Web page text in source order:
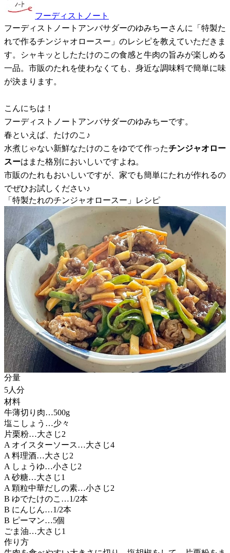
フーディストノート
フーディストノートアンバサダーのゆみちーさんに「特製た
れで作るチンジャオロースー」のレシピを教えていただきま
す。シャキッとしたたけのこの食感と牛肉の旨みが楽しめる
一品。市販のたれを使わなくても、身近な調味料で簡単に味
が決まります。
こんにちは！
フーディストノートアンバサダーのゆみちーです。
春といえば、たけのこ♪
水煮じゃない新鮮なたけのこをゆでて作ったチンジャオロー
スーはまた格別においしいですよね。
市販のたれもおいしいですが、家でも簡単にたれが作れるの
でぜひお試しください♪
「特製たれのチンジャオロースー」レシピ
分量
5人分
材料
牛薄切り肉…500g
塩こしょう…少々
片栗粉…大さじ2
A オイスターソース…大さじ4
A 料理酒…大さじ2
A しょうゆ…小さじ2
A 砂糖…大さじ1
A 顆粒中華だしの素…小さじ2
B ゆでたけのこ…1/2本
B にんじん…1/2本
B ピーマン…5個
ごま油…大さじ1
作り方